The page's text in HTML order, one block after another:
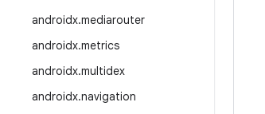
androidx.mediarouter
androidx.metrics
androidx.multidex
androidx.navigation